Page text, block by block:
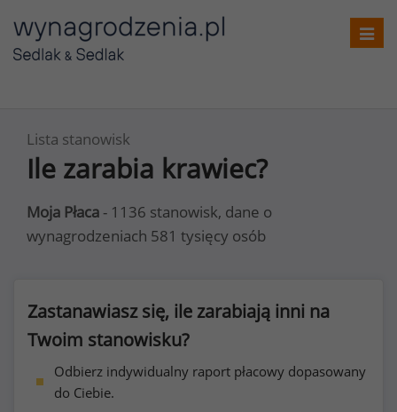
Lista stanowisk
Ile zarabia krawiec?
Moja Płaca - 1136 stanowisk, dane o
wynagrodzeniach 581 tysięcy osób
Zastanawiasz się, ile zarabiają inni na
Twoim stanowisku?
Odbierz indywidualny raport płacowy dopasowany
do Ciebie.